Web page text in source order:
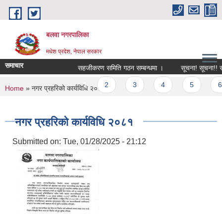
Skip to main content
बलवा नगरपालिका
मधेश प्रदेश, नेपाल सरकार
समाचार सहजीकरण समिति गठन सम्बन्धमा । सूचना! सूचना!!
Pages
1
You are here
Home » नगर प्रहरिको कार्यविधि २०८१
नगर प्रहरिको कार्यविधि २०८१
Submitted on: Tue, 01/28/2025 - 21:12